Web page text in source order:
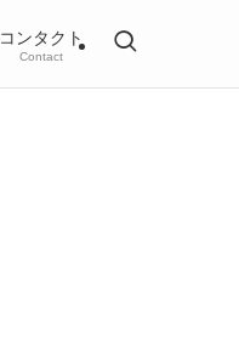
コンタクト
Contact